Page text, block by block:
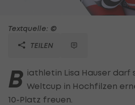
Textquelle: ©
TEILEN
B iathletin Lisa Hauser darf
Weltcup in Hochfilzen
10-Platz freuen.